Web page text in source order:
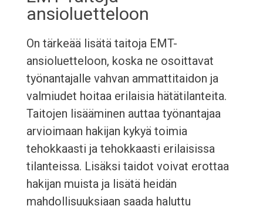
ansioluetteloon
On tärkeää lisätä taitoja EMT-
ansioluetteloon, koska ne osoittavat
työnantajalle vahvan ammattitaidon ja
valmiudet hoitaa erilaisia hätätilanteita.
Taitojen lisääminen auttaa työnantajaa
arvioimaan hakijan kykyä toimia
tehokkaasti ja tehokkaasti erilaisissa
tilanteissa. Lisäksi taidot voivat erottaa
hakijan muista ja lisätä heidän
mahdollisuuksiaan saada haluttu